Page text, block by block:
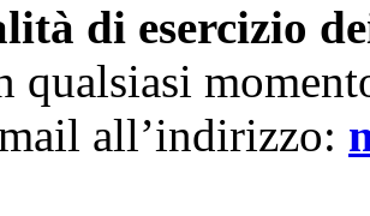
di esercizio
qualsiasi
all’indirizzo: